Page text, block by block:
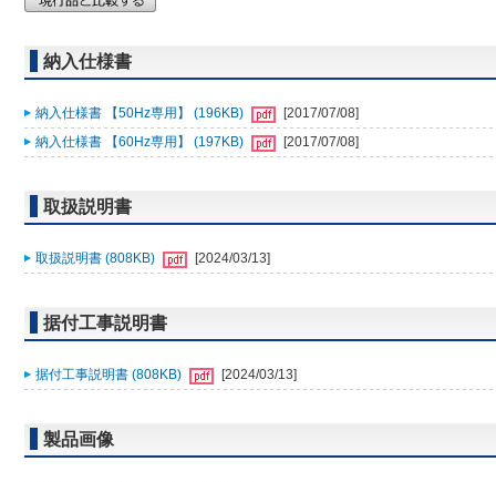
納入仕様書
納入仕様書 【50Hz専用】 (196KB)
[2017/07/08]
納入仕様書 【60Hz専用】 (197KB)
[2017/07/08]
取扱説明書
取扱説明書 (808KB) [2024/03/13]
据付工事説明書
据付工事説明書 (808KB) [2024/03/13]
製品画像